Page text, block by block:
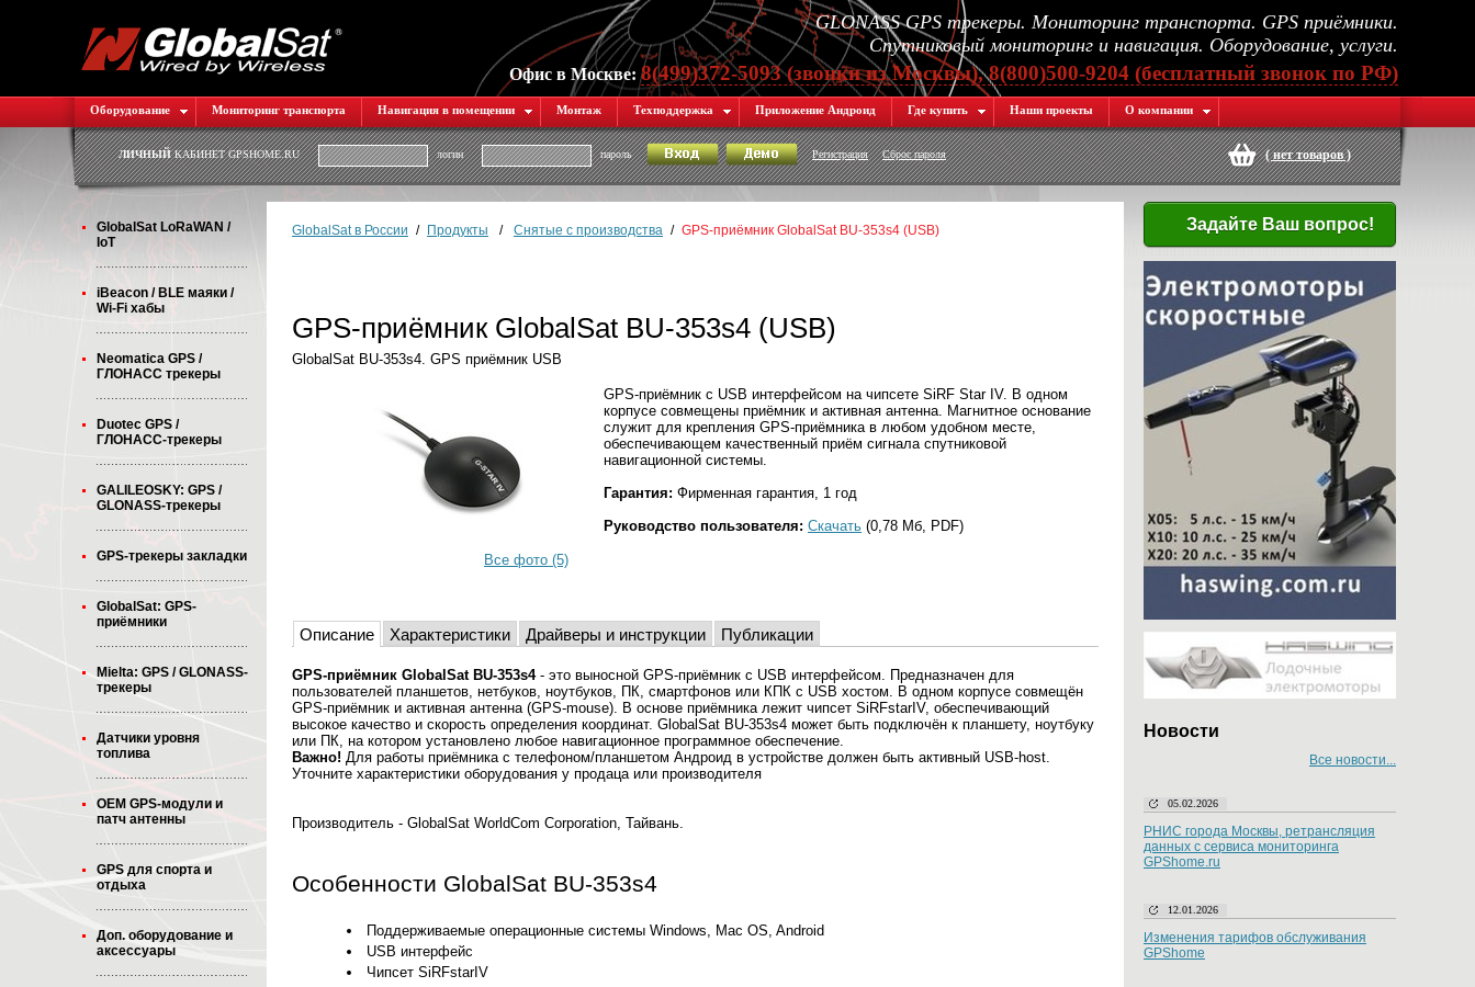
GLONASS GPS трекеры. Мониторинг транспорта. GPS приёмники.
Спутниковый мониторинг и навигация. Оборудование, услуги.
Офис в Москве:8(499)372-5093 (звонки из Москвы), 8(800)500-9204 (бесплатный звонок по РФ)
Оборудование Мониторинг транспорта Навигация в помещении Монтаж Техподдержка Приложение Андроид Где купить Наши проекты О компании
ЛИЧНЫЙКАБИНЕТ GPSHOME.RU логин пароль Регистрация Сброс пароля (нет товаров)
GlobalSat LoRaWAN /
IoT
iBeacon / BLE маяки /
Wi-Fi хабы
Neomatica GPS /
ГЛОНАСС трекеры
Duotec GPS /
ГЛОНАСС-трекеры
GALILEOSKY: GPS /
GLONASS-трекеры
GPS-трекеры закладки
GlobalSat: GPS-
приёмники
Mielta: GPS / GLONASS-
трекеры
Датчики уровня
топлива
OEM GPS-модули и
патч антенны
GPS для спорта и
отдыха
Доп. оборудование и
аксессуары
GlobalSat в России / Продукты / Снятые с производства / GPS-приёмник GlobalSat BU-353s4 (USB)
GPS-приёмник GlobalSat BU-353s4 (USB)
GlobalSat BU-353s4. GPS приёмник USB
Все фото (5)
GPS-приёмник с USB интерфейсом на чипсете SiRF Star IV. В одном
корпусе совмещены приёмник и активная антенна. Магнитное основание
служит для крепления GPS-приёмника в любом удобном месте,
обеспечивающем качественный приём сигнала спутниковой
навигационной системы.
Гарантия: Фирменная гарантия, 1 год
Руководство пользователя: Скачать (0,78 Мб, PDF)
Описание Характеристики Драйверы и инструкции Публикации
GPS-приёмник GlobalSat BU-353s4- это выносной GPS-приёмник с USB интерфейсом. Предназначен для
пользователей планшетов, нетбуков, ноутбуков, ПК, смартфонов или КПК с USB хостом. В одном корпусе совмещён
GPS-приёмник и активная антенна (GPS-mouse). В основе приёмника лежит чипсет SiRFstarIV, обеспечивающий
высокое качество и скорость определения координат. GlobalSat BU-353s4 может быть подключён к планшету, ноутбуку
или ПК, на котором установлено любое навигационное программное обеспечение.
Важно! Для работы приёмника с телефоном/планшетом Андроид в устройстве должен быть активный USB-host.
Уточните характеристики оборудования у продаца или производителя
Производитель - GlobalSat WorldCom Corporation, Тайвань.
Особенности GlobalSat BU-353s4
Поддерживаемые операционные системы Windows, Mac OS, Android
USB интерфейс
Чипсет SiRFstarIV
Задайте Ваш вопрос!
Новости
Все новости...
05.02.2026
РНИС города Москвы, ретрансляция
данных с сервиса мониторинга
GPShome.ru
12.01.2026
Изменения тарифов обслуживания
GPShome